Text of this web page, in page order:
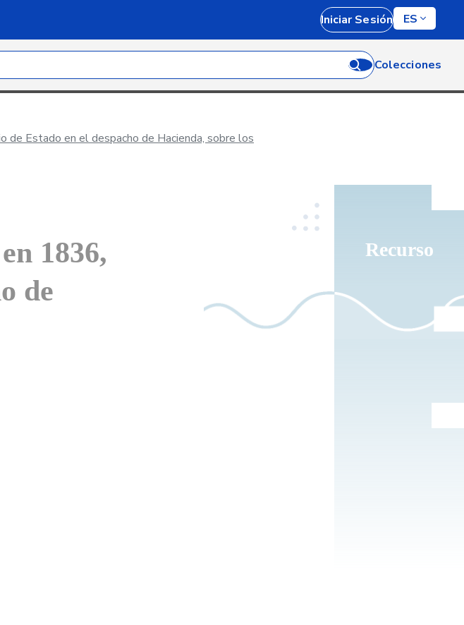
Iniciar Sesión ES
Colecciones
de Estado en el despacho de Hacienda, sobre los
Recurso
1836,
de